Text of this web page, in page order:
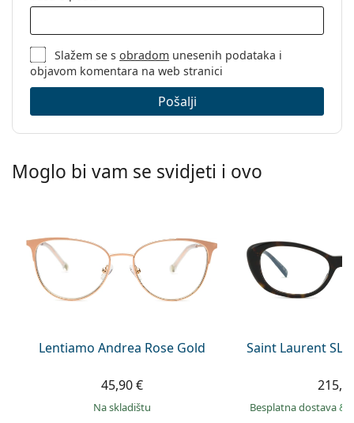
Slažem se sobradom unesenih podataka i
objavom komentara na web stranici
Pošalji
Moglo bi vam se svidjeti i ovo
Lentiamo Andrea Rose Gold
45,90 €
na skladištu
Saint Laurent SL
Besplatna dostava&